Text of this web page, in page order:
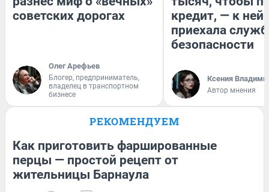
советских дорогах
Олег Арефьев
Блогер, предприниматель,
владелец в транспортном
бизнесе
кредит, — к
приехала
безопасности
Ксения
Автор мнения
РЕКОМЕНДУЕМ
Как приготовить фаршированные
перцы — простой рецепт от
жительницы Барнаула